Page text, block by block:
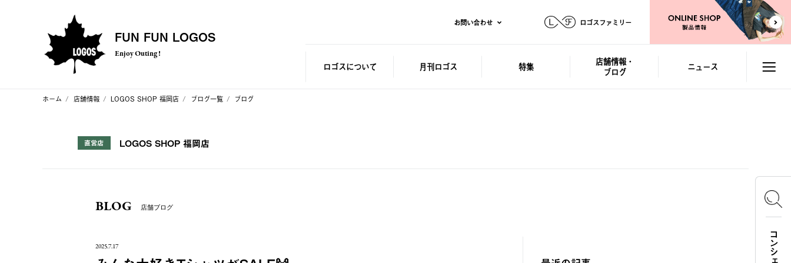
FUN FUN LOGOS
Enjoy Outing !
お問い合わせ ロゴスファミリー
ロゴスについて 月刊ロゴス 特集
店舗情報・
ブログ
ニュース
ホーム 店舗情報 LOGOS SHOP 福岡店 ブログ一覧 ブログ
直営店 LOGOS SHOP 福岡店
BLOG 店舗ブログ
2025.7.17